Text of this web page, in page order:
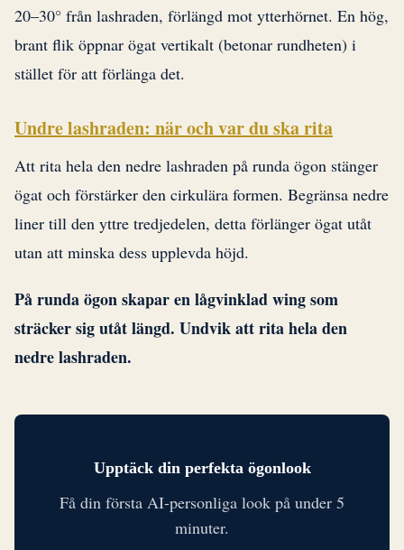
20–30° från lashraden, förlängd mot ytterhörnet. En hög,
brant flik öppnar ögat vertikalt (betonar rundheten) i
stället för att förlänga det.
Undre lashraden: när och var du ska rita
Att rita hela den nedre lashraden på runda ögon stänger
ögat och förstärker den cirkulära formen. Begränsa nedre
liner till den yttre tredjedelen, detta förlänger ögat utåt
utan att minska dess upplevda höjd.
På runda ögon skapar en lågvinklad wing som
sträcker sig utåt längd. Undvik att rita hela den
nedre lashraden.
Upptäck din perfekta ögonlook
Få din första AI-personliga look på under 5
minuter.